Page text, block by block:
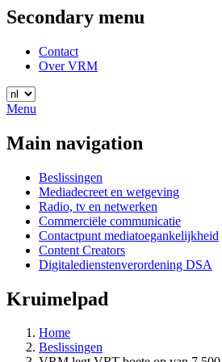
Secondary menu
Contact
Over VRM
Menu
Main navigation
Beslissingen
Mediadecreet en wetgeving
Radio, tv en netwerken
Commerciële communicatie
Contactpunt mediatoegankelijkheid
Content Creators
Digitaledienstenverordening DSA
Kruimelpad
Home
Beslissingen